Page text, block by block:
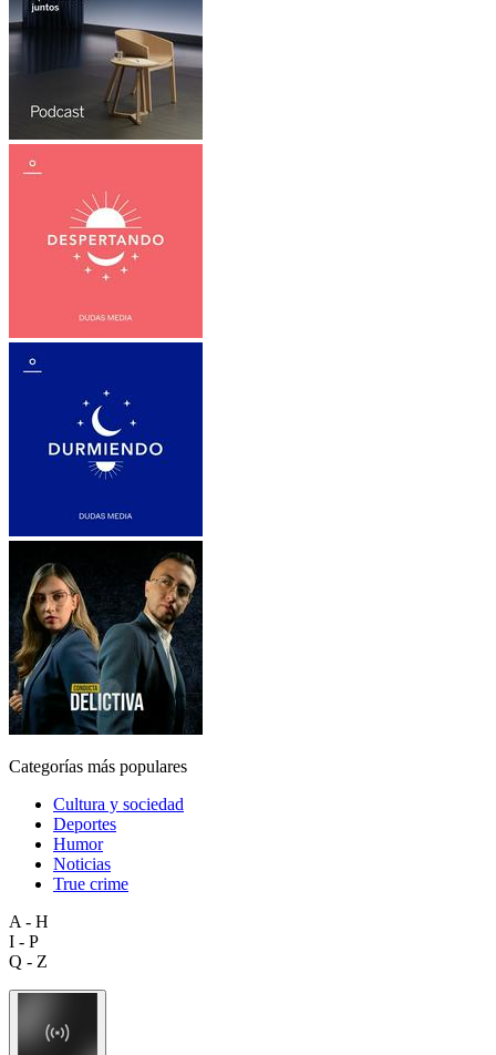
Categorías más populares
Cultura y sociedad
Deportes
Humor
Noticias
True crime
A - H
I - P
Q - Z